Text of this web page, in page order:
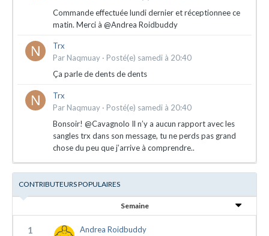
Commande effectuée lundi dernier et réceptionnee ce
matin. Merci à @Andrea Roidbuddy
Trx
Par Naqmuay · Posté(e) samedi à 20:40
Ça parle de dents de dents
Trx
Par Naqmuay · Posté(e) samedi à 20:40
Bonsoir! @Cavagnolo Il n’y a aucun rapport avec les
sangles trx dans son message, tu ne perds pas grand
chose du peu que j’arrive à comprendre..
CONTRIBUTEURS POPULAIRES
Semaine
1 Andrea Roidbuddy